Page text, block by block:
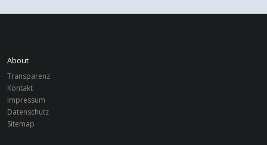
About
Transparenz
Kontakt
Impressum
Datenschutz
Sitemap